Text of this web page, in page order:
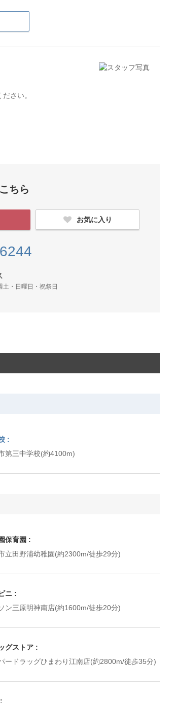
さい。
ちら
お気に入り
土・日曜日・祝祭日
第三中学校(約4100m)
保育園
立田野浦幼稚園(約2300m/徒歩29分)
ニ
ン三原明神南店(約1600m/徒歩20分)
グストア
ードラッグひまわり江南店(約2800m/徒歩35分)